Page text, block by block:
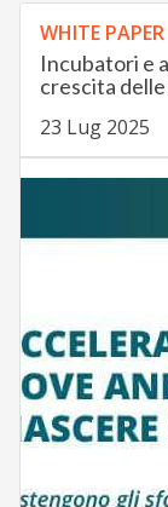
WHITE PAPER
Incubatori e
crescita
23 Lug 2025